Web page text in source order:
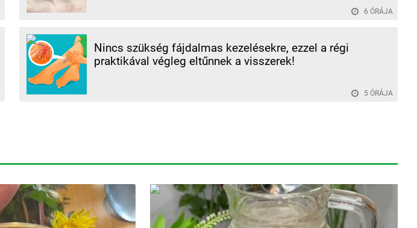
6 ÓRÁJA
Nincs szükség fájdalmas kezelésekre, ezzel a régi
praktikával végleg eltűnnek a visszerek!
5 ÓRÁJA